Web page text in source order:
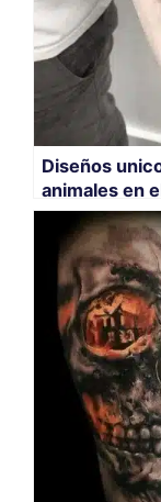
Diseños
animales en